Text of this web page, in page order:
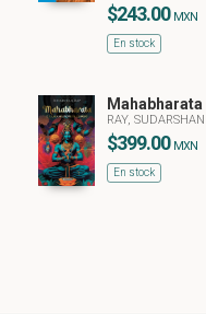
$243.00 MXN
En stock
Mahabharata
RAY, SUDARSHAN
$399.00 MXN
En stock